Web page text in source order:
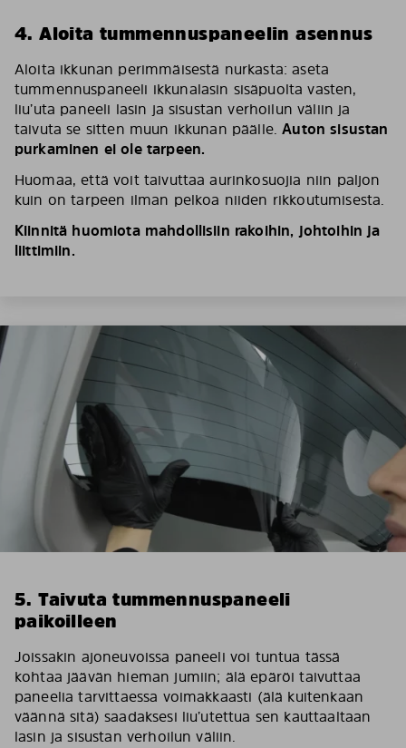
4. Aloita tummennuspaneelin asennus
Aloita ikkunan perimmäisestä nurkasta: aseta
tummennuspaneeli ikkunalasin sisäpuolta vasten,
liu’uta paneeli lasin ja sisustan verhoilun väliin ja
taivuta se sitten muun ikkunan päälle.Auton sisustan
purkaminen ei ole tarpeen.
Huomaa, että voit taivuttaa aurinkosuojia niin paljon
kuin on tarpeen ilman pelkoa niiden rikkoutumisesta.
Kiinnitä huomiota mahdollisiin rakoihin, johtoihin ja
liittimiin.
5. Taivuta tummennuspaneeli
paikoilleen
Joissakin ajoneuvoissa paneeli voi tuntua tässä
kohtaa jäävän hieman jumiin; älä epäröi taivuttaa
paneelia tarvittaessa voimakkaasti (älä kuitenkaan
väännä sitä) saadaksesi liu’utettua sen kauttaaltaan
lasin ja sisustan verhoilun väliin.